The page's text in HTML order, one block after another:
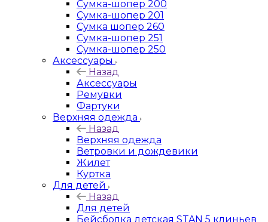
Сумка-шопер 200
Сумка-шопер 201
Сумка шопер 260
Сумка-шопер 251
Сумка-шопер 250
Аксессуары
Назад
Аксессуары
Ремувки
Фартуки
Верхняя одежда
Назад
Верхняя одежда
Ветровки и дождевики
Жилет
Куртка
Для детей
Назад
Для детей
Бейсболка детская STAN 5 клиньев